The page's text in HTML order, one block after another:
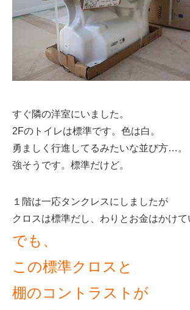
すぐ隣の洋室にいました。
2Fのトイレは標準です。色は白。
勇ましく行進してるみたいな並び方…。
強そうです。標準だけど。
１階は一応タンクレスにしましたが
クロスは標準だし、わりとお金はかけて
でも、
この標準クロスと
棚のコントラストが